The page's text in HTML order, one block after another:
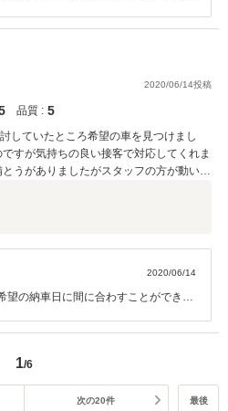
2020/06/14投稿
品質 : 5
していたところ希望の車を見つけまし
すが気持ちの良い接客で対応してくれま
うがありましたがスタッフの方が動いて
に合わしてくれて助かりました。 有難う
2020/06/14
の納車日に間に合わすことができて
1/6
次の20件 最後